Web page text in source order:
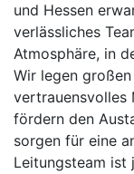
und Hessen
verlässliches
Atmosphäre, in
Wir legen
vertrauensvolles
fördern den
sorgen für eine
Leitungsteam ist